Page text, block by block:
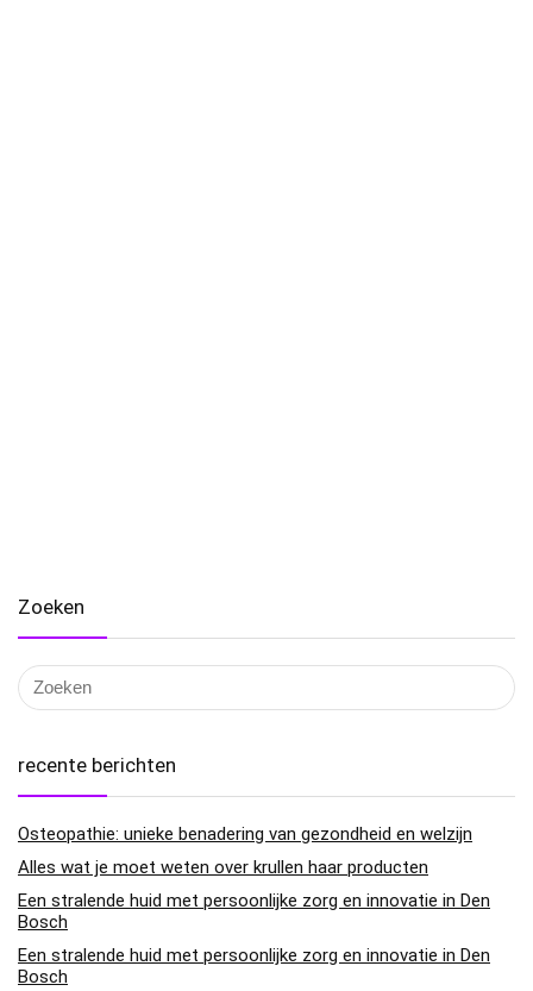
Zoeken
recente berichten
Osteopathie: unieke benadering van gezondheid en welzijn
Alles wat je moet weten over krullen haar producten
Een stralende huid met persoonlijke zorg en innovatie in Den
Bosch
Een stralende huid met persoonlijke zorg en innovatie in Den
Bosch